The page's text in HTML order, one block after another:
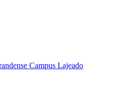
Campus Lajeado